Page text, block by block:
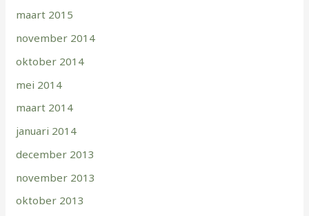
maart 2015
november 2014
oktober 2014
mei 2014
maart 2014
januari 2014
december 2013
november 2013
oktober 2013